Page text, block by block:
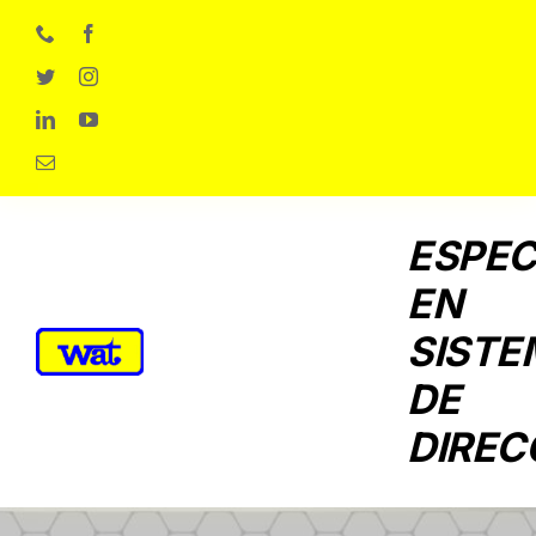
content
EN
DE